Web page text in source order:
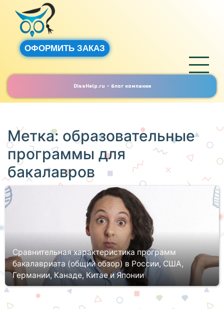
ОФОРМИТЬ ЗАКАЗ
DissHelp.ru - блог компании
Метка: образовательные
программы для
бакалавров
Сравнительная характеристика программ
бакалавриата (общий обзор) в России, США,
Германии, Канаде, Китае и Японии
Система образования в каждом государстве по-своему
уникальна. Сегодня мы предлагаем рассмотреть Вам